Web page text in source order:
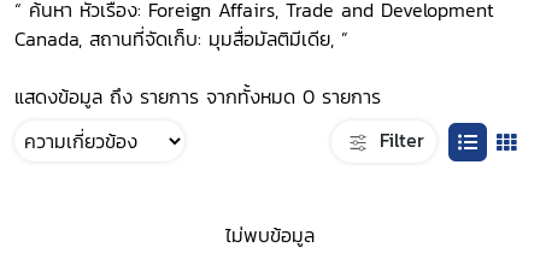
“ ค้นหา หัวเรื่อง: Foreign Affairs, Trade and Development
Canada, สถานที่จัดเก็บ: มุมสื่อมัลติมีเดีย, ”
แสดงข้อมูล ถึง รายการ จากทั้งหมด 0 รายการ
Filter
ไม่พบข้อมูล